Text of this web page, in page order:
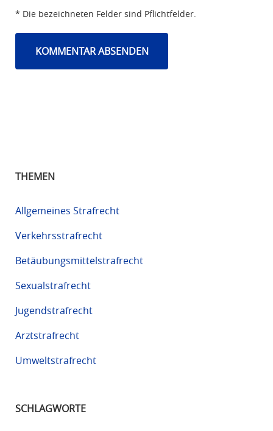
* Die bezeichneten Felder sind Pflichtfelder.
THEMEN
Allgemeines Strafrecht
Verkehrsstrafrecht
Betäubungsmittelstrafrecht
Sexualstrafrecht
Jugendstrafrecht
Arztstrafrecht
Umweltstrafrecht
SCHLAGWORTE